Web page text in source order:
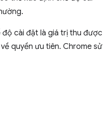
cài đặt là giá trị thu được
quyền ưu tiên. Chrome sử